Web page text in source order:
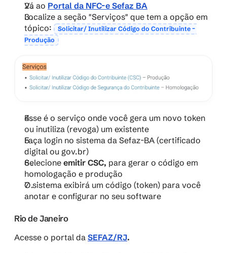
Vá ao Portal da NFC-e Sefaz BA
Localize a seção "Serviços" que tem a opção em
tópico:
Solicitar/ Inutilizar Código do Contribuinte –
Produção
Esse é o serviço onde você gera um novo token
ou inutiliza (revoga) um existente
Faça login no sistema da Sefaz-BA (certificado
digital ou gov.br)
Selecione emitir CSC, para gerar o código em
homologação e produção
O sistema exibirá um código (token) para você
anotar e configurar no seu software
Rio de Janeiro
Acesse o portal da SEFAZ/RJ.